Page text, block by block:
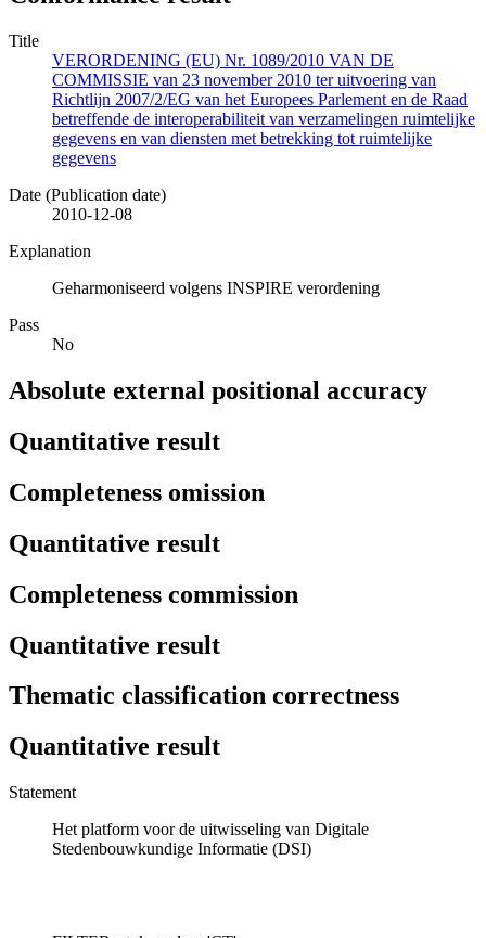
Title
VERORDENING (EU) Nr. 1089/2010 VAN DE
COMMISSIE van 23 november 2010 ter uitvoering van
Richtlijn 2007/2/EG van het Europees Parlement en de Raad
betreffende de interoperabiliteit van verzamelingen ruimtelijke
gegevens en van diensten met betrekking tot ruimtelijke
gegevens
Date (Publication date)
2010-12-08
Explanation
Geharmoniseerd volgens INSPIRE verordening
Pass
No
Absolute external positional accuracy
Quantitative result
Completeness omission
Quantitative result
Completeness commission
Quantitative result
Thematic classification correctness
Quantitative result
Statement
Het platform voor de uitwisseling van Digitale
Stedenbouwkundige Informatie (DSI)